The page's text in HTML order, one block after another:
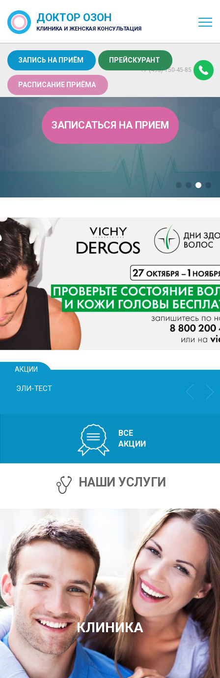
ДОКТОР ОЗОН
КЛИНИКА И ЖЕНСКАЯ КОНСУЛЬТАЦИЯ
ЗАПИСЬ НА ПРИЁМ
РАСПИСАНИЕ ПРИЁМА
ПРЕЙСКУРАНТ
+7 (495) 150-45-85
ЗАПИСАТЬСЯ НА ПРИЕМ
.
АКЦИИ
ЭЛИ-ТЕСТ
ВСЕ
АКЦИИ
НАШИ УСЛУГИ
КЛИНИКА